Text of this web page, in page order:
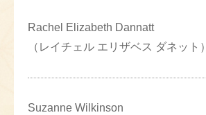
Rachel Elizabeth Dannatt
（レイチェル エリザベス ダネット）
Suzanne Wilkinson